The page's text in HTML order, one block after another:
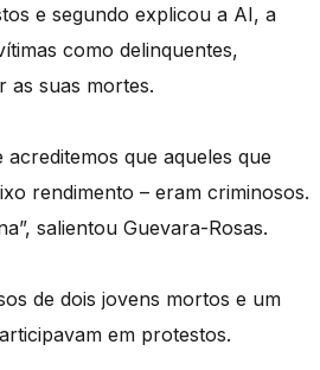
e segundo explicou a AI, a
como delinquentes,
as suas mortes.
que aqueles que
rendimento – eram criminosos.
salientou Guevara-Rosas.
de dois jovens mortos e um
em protestos.